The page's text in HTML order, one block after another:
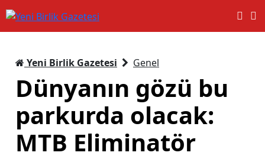
Yeni Birlik Gazetesi Genel
Dünyanın gözü bu
parkurda olacak:
MTB Eliminatör